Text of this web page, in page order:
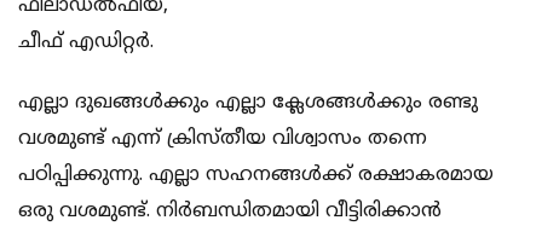
ഫിലാഡല്‍ഫിയ,
ചീഫ് എഡിറ്റര്‍.
എല്ലാ ദുഖങ്ങള്‍ക്കും എല്ലാ ക്ലേശങ്ങള്‍ക്കും രണ്ടു
വശമുണ്ട് എന്ന് ക്രിസ്തീയ വിശ്വാസം തന്നെ
പഠിപ്പിക്കുന്നു. എല്ലാ സഹനങ്ങള്‍ക്ക് രക്ഷാകരമായ
ഒരു വശമുണ്ട്. നിര്‍ബന്ധിതമായി വീട്ടിരിക്കാന്‍